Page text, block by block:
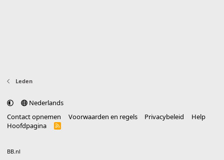
Leden
Nederlands
Contact opnemen
Voorwaarden en regels Privacybeleid
Help
Hoofdpagina
R
BB.nl